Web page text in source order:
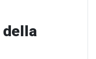
della